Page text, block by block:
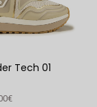
Tech 01
€